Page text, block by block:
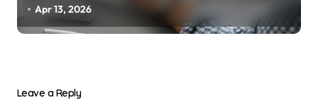
Apr 13, 2026
Leave a Reply